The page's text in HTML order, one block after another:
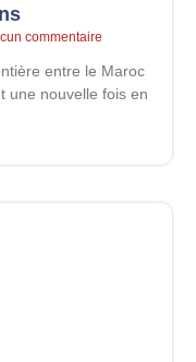
commentaire
entre le Maroc
une nouvelle fois en